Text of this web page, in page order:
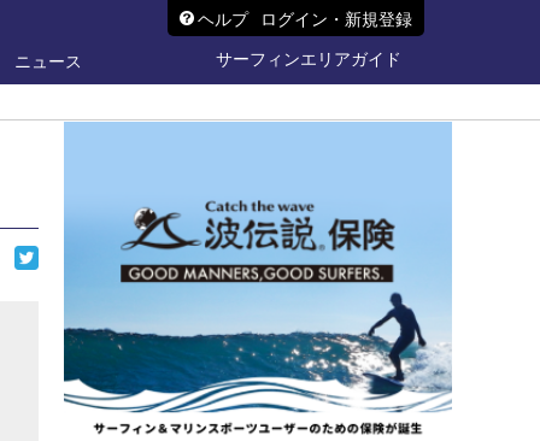
ヘルプ ログイン・新規登録
ニュース
サーフィンエリアガイド